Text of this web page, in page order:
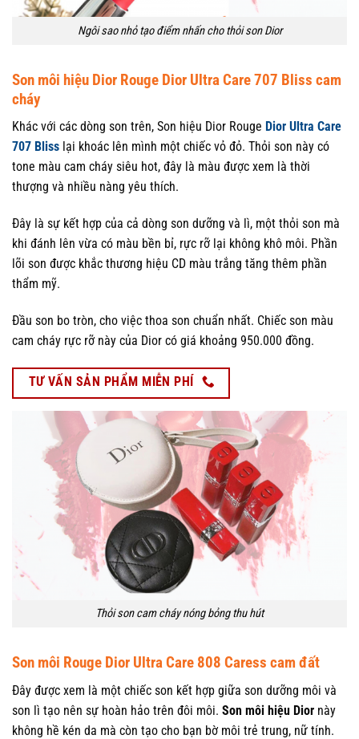
Ngôi sao nhỏ tạo điểm nhấn cho thỏi son Dior
Son môi hiệu Dior Rouge Dior Ultra Care 707 Bliss cam
cháy
Khác với các dòng son trên, Son hiệu Dior Rouge Dior Ultra Care
707 Bliss lại khoác lên mình một chiếc vỏ đỏ. Thỏi son này có
tone màu cam cháy siêu hot, đây là màu được xem là thời
thượng và nhiều nàng yêu thích.
Đây là sự kết hợp của cả dòng son dưỡng và lì, một thỏi son mà
khi đánh lên vừa có màu bền bỉ, rực rỡ lại không khô môi. Phần
lõi son được khắc thương hiệu CD màu trắng tăng thêm phần
thẩm mỹ.
Đầu son bo tròn, cho việc thoa son chuẩn nhất. Chiếc son màu
cam cháy rực rỡ này của Dior có giá khoảng 950.000 đồng.
TƯ VẤN SẢN PHẨM MIỄN PHÍ
Thỏi son cam cháy nóng bỏng thu hút
Son môi Rouge Dior Ultra Care 808 Caress cam đất
Đây được xem là một chiếc son kết hợp giữa son dưỡng môi và
son lì tạo nên sự hoàn hảo trên đôi môi. Son môi hiệu Dior này
không hề kén da mà còn tạo cho bạn bờ môi trẻ trung, nữ tính.